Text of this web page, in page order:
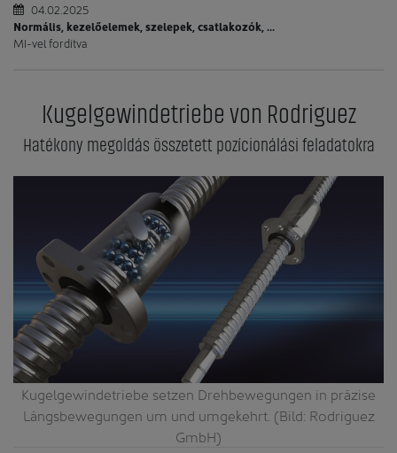
04.02.2025
Normális, kezelőelemek, szelepek, csatlakozók, ...
MI-vel fordítva
Kugelgewindetriebe von Rodriguez
Hatékony megoldás összetett pozícionálási feladatokra
Kugelgewindetriebe setzen Drehbewegungen in präzise
Längsbewegungen um und umgekehrt. (Bild: Rodriguez
GmbH)